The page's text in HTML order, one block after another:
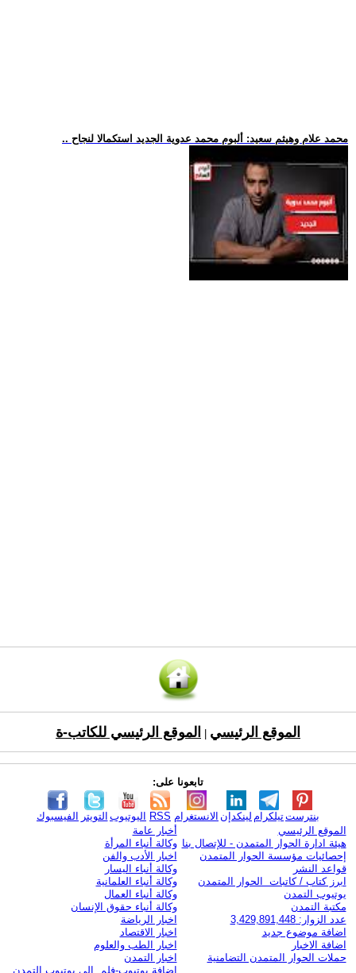
.. محمد علام وهيثم سعيد: ألبوم محمد عدوية الجديد استكمالا لنجاح
الموقع الرئيسي الموقع الرئيسي للكاتب-ة
تابعونا على:
الفيسبوك التويتر اليوتيوب RSS الانستغرام لينكدإن تيلكرامبنترست
الموقع الرئيسي
هيئة ادارة الحوار المتمدن - للإتصال بنا
إحصائيات مؤسسة الحوار المتمدن
قواعد النشر
ابرز كتاب / كاتبات الحوار المتمدن
يوتيوب التمدن
مكتبة التمدن
عدد الزوار: 3,429,891,448
اضافة موضوع جديد
اضافة الاخبار
حملات الحوار المتمدن التضامنية
أخبار عامة
وكالة أنباء المرأة
اخبار الأدب والفن
وكالة أنباء اليسار
وكالة أنباء العلمانية
وكالة أنباء العمال
وكالة أنباء حقوق الإنسان
اخبار الرياضة
اخبار الاقتصاد
اخبار الطب والعلوم
اخبار التمدن
إضافة يوتيوب-فلم إلى يوتيوب التمدن